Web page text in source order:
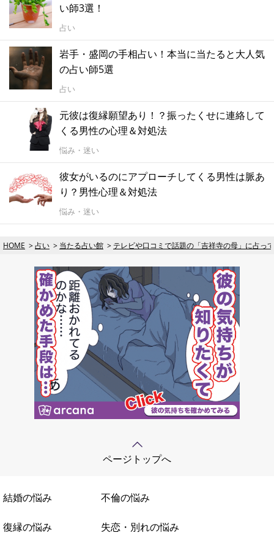
い師3選！
占い
岩手・盛岡の手相占い！本当に当たると大人気
の占い師5選
占い
元彼は復縁願望あり！？振ったくせに連絡して
くる男性の心理＆対処法
悩み・迷い
彼女がいるのにアプローチしてくる男性は脈あ
り？男性心理＆対処法
悩み・迷い
HOME 占い 当たる占い館 テレビや口コミで話題の「吉祥寺の母」に占っ
ページトップへ
結婚の悩み 不倫の悩み
復縁の悩み 失恋・別れの悩み